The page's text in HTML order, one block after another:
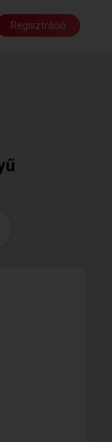
Regisztráció